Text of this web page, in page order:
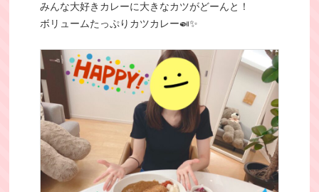
みんな大好きカレーに大きなカツがどーんと！
ボリュームたっぷりカツカレー🍛✨